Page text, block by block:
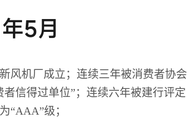
5月
风机厂成立；连续三年被消费者协会
者信得过单位”；连续六年被建行评定
“AAA”级；